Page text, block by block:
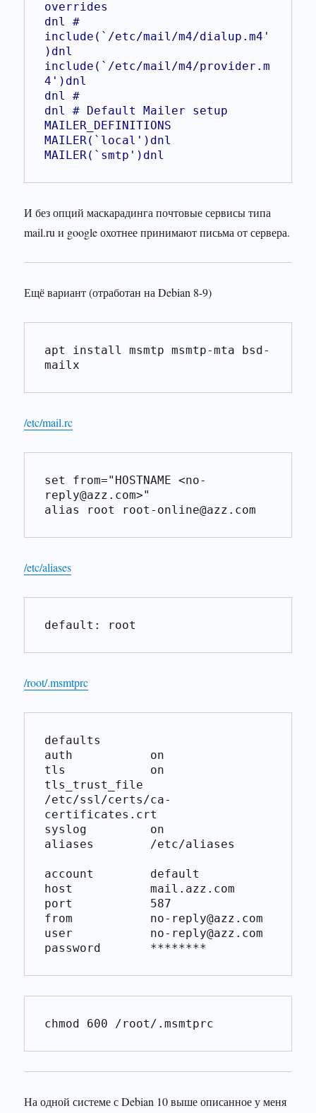
overrides
dnl #
include(`/etc/mail/m4/dialup.m4'
)dnl
include(`/etc/mail/m4/provider.m
4')dnl
dnl #
dnl # Default Mailer setup
MAILER_DEFINITIONS
MAILER(`local')dnl
MAILER(`smtp')dnl
И без опций маскарадинга почтовые сервисы типа
mail.ru и google охотнее принимают письма от сервера.
Ещё вариант (отработан на Debian 8-9)
apt install msmtp msmtp-mta bsd-
mailx
/etc/mail.rc
set from="HOSTNAME <no-
reply@azz.com>"
alias root root-online@azz.com
/etc/aliases
default: root
/root/.msmtprc
defaults
auth           on
tls            on
tls_trust_file
/etc/ssl/certs/ca-
certificates.crt
syslog         on
aliases        /etc/aliases
account        default
host           mail.azz.com
port           587
from           no-reply@azz.com
user           no-reply@azz.com
password       ********
chmod 600 /root/.msmtprc
На одной системе с Debian 10 выше описанное у меня